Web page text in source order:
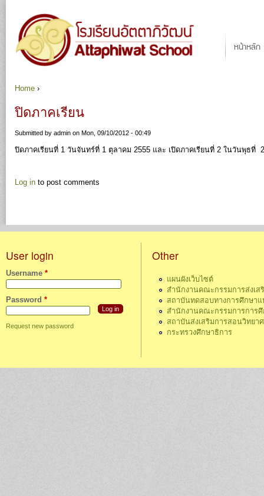
หน้าหลัก
You are here
Home ›
ปิดภาคเรียน
Submitted by admin on Mon, 09/10/2012 - 00:49
ปิดภาคเรียนที่ 1 วันจันทร์ที่ 1 ตุลาคม 2555 และ เปิดภาคเรียนที่ 2 ในวันพุธที่
Log in to post comments
User login
Username *
Password *
Request new password
Other
แผนผังเว็บไซต์
สำนักงานคณะกรรมการส่งเ
สถาบันทดสอบทางการศึกษา
สำนักงานคณะกรรมการการ
สถาบันส่งเสริมการสอนวิทยา
กระทรวงศึกษาธิการ